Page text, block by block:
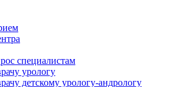
специалистам
урологу
детскому урологу-андрологу